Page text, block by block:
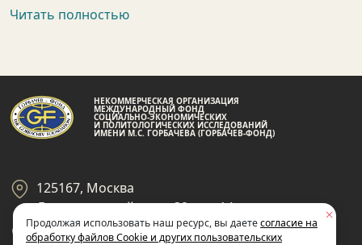
Читать полностью
НЕКОММЕРЧЕСКАЯ ОРГАНИЗАЦИЯ
МЕЖДУНАРОДНЫЙ ФОНД
СОЦИАЛЬНО-ЭКОНОМИЧЕСКИХ
И ПОЛИТОЛОГИЧЕСКИХ ИССЛЕДОВАНИЙ
ИМЕНИ М.С. ГОРБАЧЕВА (ГОРБАЧЕВ-ФОНД)
125167, Москва
Ленинградский пр-кт 39, стр 14
+7 495 945-59-99
Продолжая использовать наш ресурс, вы даетесогласие на
обработку файлов Cookie и других пользовательских